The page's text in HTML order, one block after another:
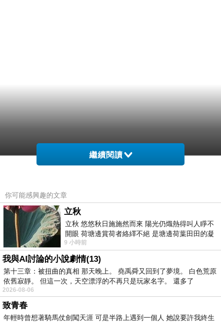
繼續閱讀
你可能感興趣的文章
立秋
立秋 悠悠秋日施施然而來 陽光仍熾熱得叫人睜不
開眼 荷塘邊賞荷者絡繹不絕 是塘邊荷葉田田的凝
望 風中飄逸的是映日荷花別樣紅
9 小時前
我與AI討論的小說劇情(13)
第十三章：被扭曲的真相 那天晚上。 堯禹舜又回到了夢境。 白色荒原
依舊寂靜。 但這一次，天空漂浮的不再只是玩家名字。 還多了
2026-08-06
致青春
年輕時曾想著騎馬仗劍闖天涯 可是半路上遇到一個人 她說要許我終生